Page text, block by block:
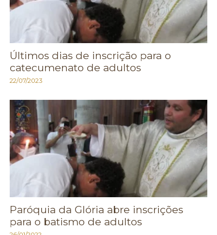
Últimos dias de inscrição para o
catecumenato de adultos
22/07/2023
Paróquia da Glória abre inscrições
para o batismo de adultos